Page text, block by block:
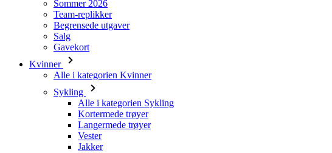
Kvinner
Alle i kategorien Kvinner
Sykling
Alle i kategorien Sykling
Langermede trøyer
Vester
Jakker
Shorts
3/4 Tights
Lange bukser
Undertøy
Varmere